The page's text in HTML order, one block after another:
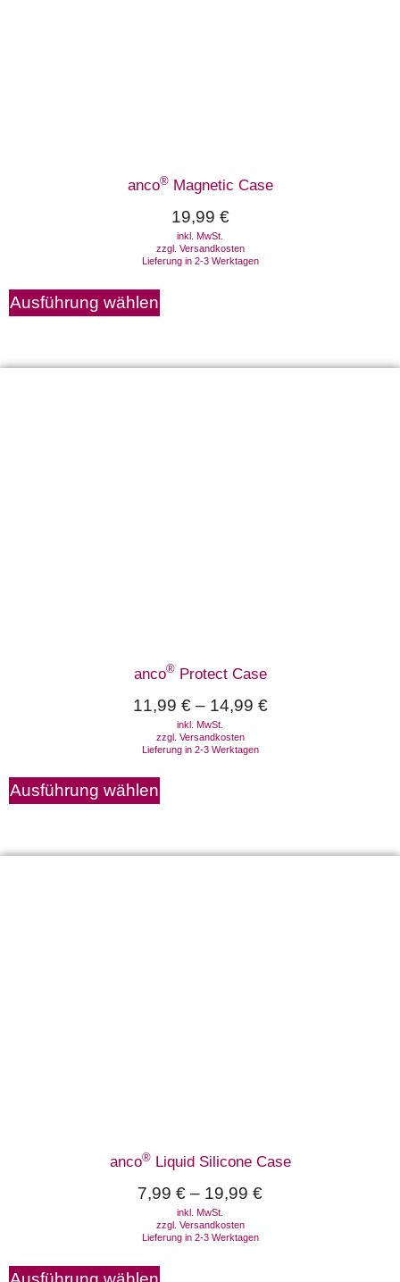
anco®Magnetic Case
19,99 €
inkl. MwSt.
zzgl. Versandkosten
Lieferung in 2-3 Werktagen
Ausführung wählen
anco®Protect Case
11,99 €– 14,99 €
inkl. MwSt.
zzgl. Versandkosten
Lieferung in 2-3 Werktagen
Ausführung wählen
anco®Liquid Silicone Case
7,99 € – 19,99 €
inkl. MwSt.
zzgl. Versandkosten
Lieferung in 2-3 Werktagen